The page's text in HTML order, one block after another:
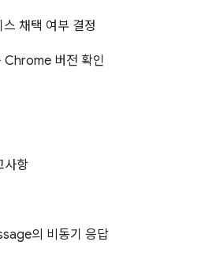
채택 여부 결정
Chrome 버전 확인
사항
의 비동기 응답